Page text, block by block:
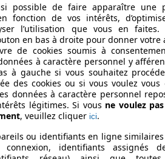
110 kW (150 PS)
possible de faire apparaître une
fonction de vos intérêts,
l’utilisation que vous en faites.
en bas à droite pour donner votre
de cookies soumis à
à caractère personnel y
à gauche si vous souhaitez
des cookies ou si vous voulez vous
données à caractère personnel
légitimes. Si vous ne voulez
, veuillez cliquer ici.
ou identifiants en ligne
connexion, identifiants assignés